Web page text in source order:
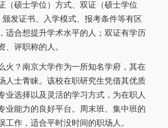
（硕士学位）方式、双证（硕士学位
发证书、入学模式、报考条件等有区
适合想提升学术水平的人；双证有学历
、评职称的人。
火？南京大学作为一所知名学府，其在
人士青睐。该校在职研究生凭借其优质
业选择以及灵活的学习方式，为在职人
业能力的良好平台。周末班、集中班的
工作，适合平时没时间的职场人。